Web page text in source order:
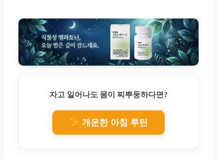
자고 일어나도 몸이 찌뿌둥하다면?
개운한 아침 루틴